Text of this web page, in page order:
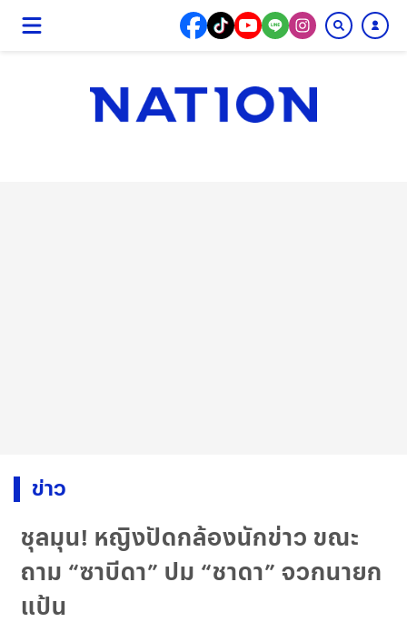
ข่าว
ชุลมุน! หญิงปัดกล้องนักข่าว ขณะ
ถาม “ซาบีดา” ปม “ชาดา” จวกนายก
แป้น